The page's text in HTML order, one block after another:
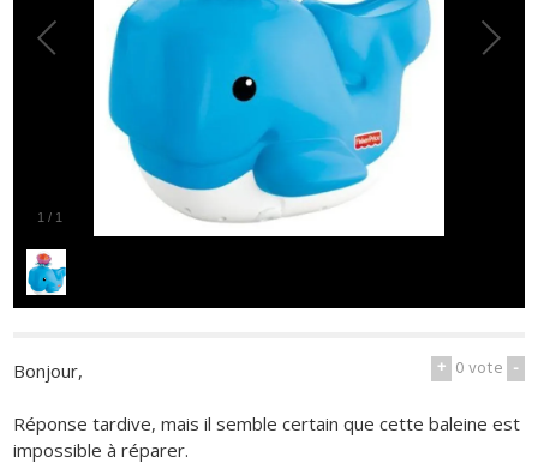
1 / 1
+ 0vote -
Bonjour,
Réponse tardive, mais il semble certain que cette baleine est
impossible à réparer.